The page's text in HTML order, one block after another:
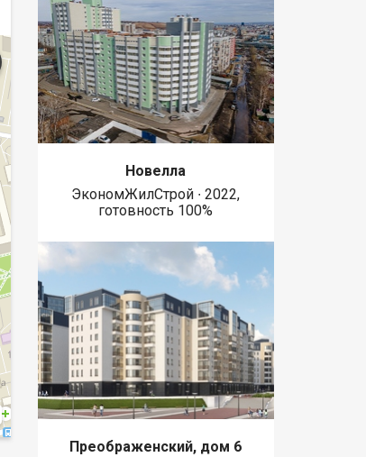
Новелла
ЭкономЖилСтрой ∙ 2022,
готовность 100%
Преображенский, дом 6